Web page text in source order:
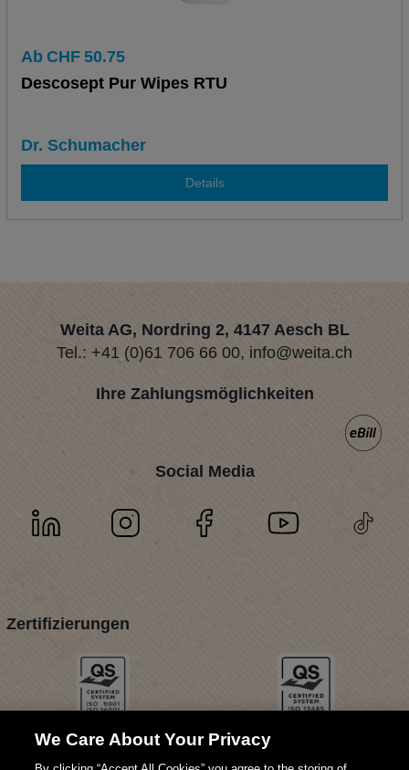
Ab CHF 50.75
Descosept Pur Wipes RTU
Dr. Schumacher
Details
Weita AG, Nordring 2, 4147 Aesch BL
Tel.: +41 (0)61 706 66 00, info@weita.ch
Ihre Zahlungsmöglichkeiten
Social Media
Zertifizierungen
We Care About Your Privacy